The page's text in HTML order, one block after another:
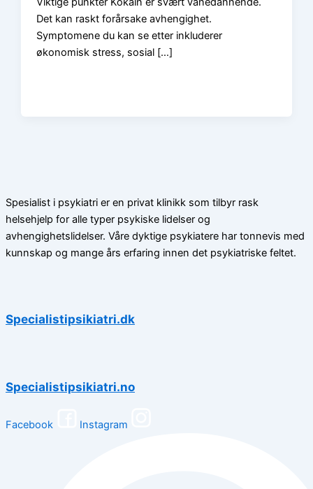
Det kan raskt forårsake avhengighet.
Symptomene du kan se etter inkluderer
økonomisk stress, sosial […]
Spesialist i psykiatri er en privat klinikk som tilbyr rask
helsehjelp for alle typer psykiske lidelser og
avhengighetslidelser. Våre dyktige psykiatere har tonnevis med
kunnskap og mange års erfaring innen det psykiatriske feltet.
Specialistipsikiatri.dk
Specialistipsikiatri.no
Facebook Instagram